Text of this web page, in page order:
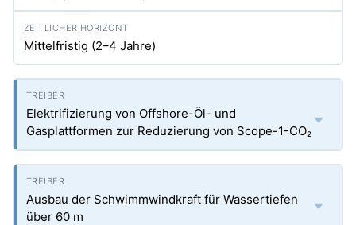
Mittelfristig (2–4 Jahre)
Elektrifizierung von Offshore-Öl- und
Gasplattformen zur Reduzierung von Scope-1-CO₂
Ausbau der Schwimmwindkraft für Wassertiefen
über 60 m